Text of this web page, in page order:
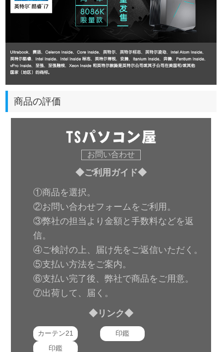
商品の評価
お問い合わせ
◆ご利用ガイド◆
①商品を選択。
②お問い合わせフォームをご利用。
③弊社の担当より金額と手数料などを返
信。
④ご検討の上、届け先をご返信いただく。
⑤支払い方法をご案内。
⑥支払い完了後、弊社で商品をご用意。
⑦出荷して、届く。
◆リンク◆
カーテン21
印鑑
印鑑